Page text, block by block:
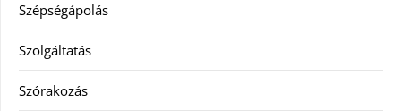
Szépségápolás
Szolgáltatás
Szórakozás